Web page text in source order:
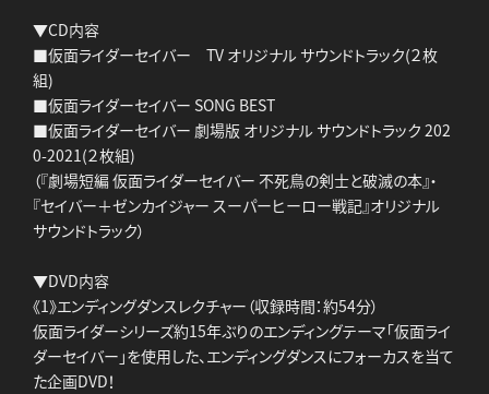
▼CD内容
■仮面ライダーセイバー TV オリジナル サウンドトラック(２枚
組)
■仮面ライダーセイバー SONG BEST
■仮面ライダーセイバー 劇場版 オリジナル サウンドトラック 202
0-2021(２枚組)
（『劇場短編 仮面ライダーセイバー 不死鳥の剣士と破滅の本』・
『セイバー＋ゼンカイジャー スーパーヒーロー戦記』オリジナル
サウンドトラック）
▼DVD内容
《1》エンディングダンスレクチャー（収録時間：約54分）
仮面ライダーシリーズ約15年ぶりのエンディングテーマ「仮面ライ
ダーセイバー」を使用した、エンディングダンスにフォーカスを当て
た企画DVD！